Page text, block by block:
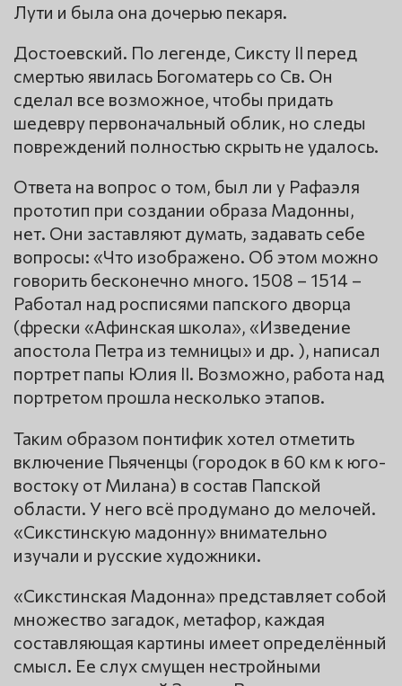
Лути и была она дочерью пекаря.
Достоевский. По легенде, Сиксту II перед
смертью явилась Богоматерь со Св. Он
сделал все возможное, чтобы придать
шедевру первоначальный облик, но следы
повреждений полностью скрыть не удалось.
Ответа на вопрос о том, был ли у Рафаэля
прототип при создании образа Мадонны,
нет. Они заставляют думать, задавать себе
вопросы: «Что изображено. Об этом можно
говорить бесконечно много. 1508 – 1514 –
Работал над росписями папского дворца
(фрески «Афинская школа», «Изведение
апостола Петра из темницы» и др. ), написал
портрет папы Юлия II. Возможно, работа над
портретом прошла несколько этапов.
Таким образом понтифик хотел отметить
включение Пьяченцы (городок в 60 км к юго-
востоку от Милана) в состав Папской
области. У него всё продумано до мелочей.
«Сикстинскую мадонну» внимательно
изучали и русские художники.
«Сикстинская Мадонна» представляет собой
множество загадок, метафор, каждая
составляющая картины имеет определённый
смысл. Ее слух смущен нестройными